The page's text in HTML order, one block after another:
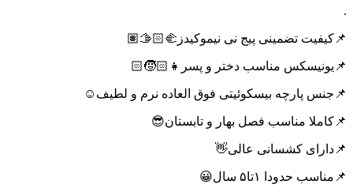
.
📌کیفیت تضمینی پیج نی نیموکیدز🫱🏻‍🫲🏽
📌یونیسکس مناسب دختر و پسر👧🏻🧒🏻
📌جنس پارچه بیسکوئیتی فوق العاده نرم و لطیف☺️
📌کاملا مناسب فصل بهار و تابستان😎
📌دارای کشسانی عالی👋
📌مناسب حدودا ۱تا۵ سال😀